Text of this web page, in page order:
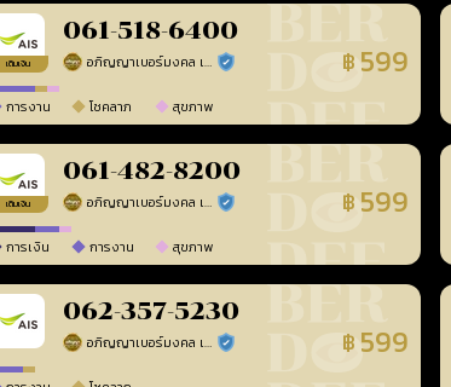
เติมเงิน
061-518-6400
อภิญญาเบอร์มงคล เบอร์สวยเลขศาสตร์ ร้านยืนยันแล้ว ฿ 599
การงาน โชคลาภ สุขภาพ
เติมเงิน
061-482-8200
อภิญญาเบอร์มงคล เบอร์สวยเลขศาสตร์ ร้านยืนยันแล้ว ฿ 599
การเงิน การงาน สุขภาพ
062-357-5230
อภิญญาเบอร์มงคล เบอร์สวยเลขศาสตร์ ร้านยืนยันแล้ว ฿ 599